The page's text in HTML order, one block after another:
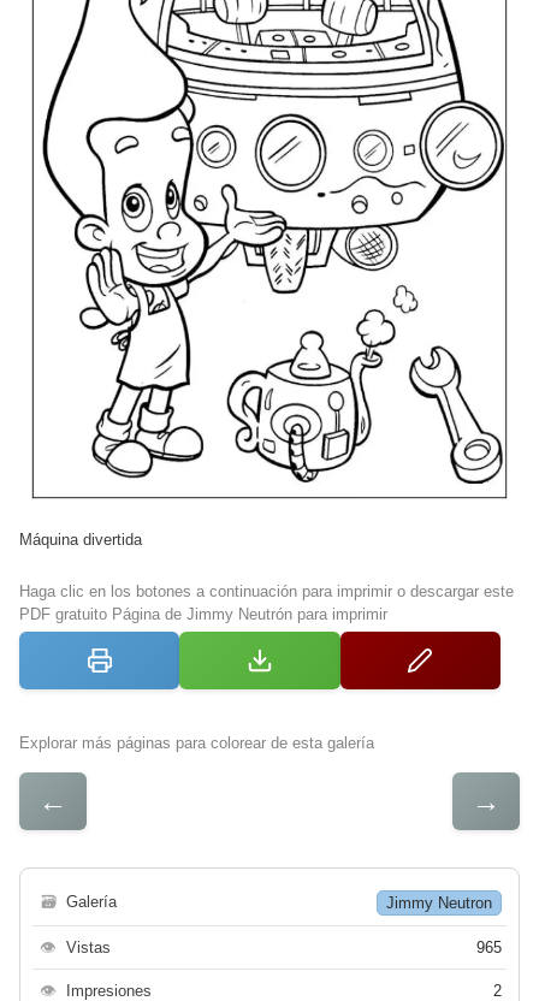
Máquina divertida
Haga clic en los botones a continuación para imprimir o descargar este
PDF gratuito Página de Jimmy Neutrón para imprimir
Explorar más páginas para colorear de esta galería
← →
🗃 Galería Jimmy Neutron
👁 Vistas 965
👁 Impresiones 2